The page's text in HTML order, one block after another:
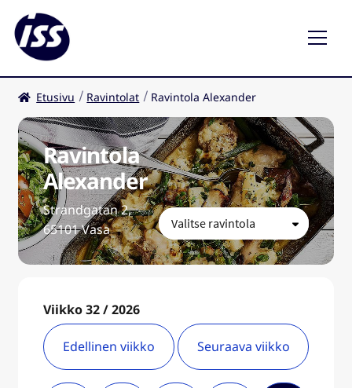
Ravintolat
Kahvilat
FI
Etusivu Ravintolat Ravintola Alexander
Ravintola
Alexander
Strandgatan 2,
65101 Vasa
Viikko 32 / 2026
Edellinen viikko Seuraava viikko